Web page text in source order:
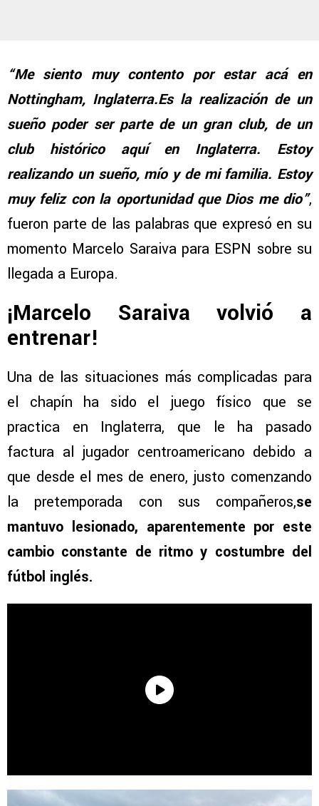
“Me siento muy contento por estar acá en
Nottingham, Inglaterra.Es la realización de un
sueño poder ser parte de un gran club, de un
club histórico aquí en Inglaterra. Estoy
realizando un sueño, mío y de mi familia. Estoy
muy feliz con la oportunidad que Dios me dio”,
fueron parte de las palabras que expresó en su
momento Marcelo Saraiva para ESPN sobre su
llegada a Europa.
¡Marcelo Saraiva volvió a
entrenar!
Una de las situaciones más complicadas para
el chapín ha sido el juego físico que se
practica en Inglaterra, que le ha pasado
factura al jugador centroamericano debido a
que desde el mes de enero, justo comenzando
la pretemporada con sus compañeros,se
mantuvo lesionado, aparentemente por este
cambio constante de ritmo y costumbre del
fútbol inglés.